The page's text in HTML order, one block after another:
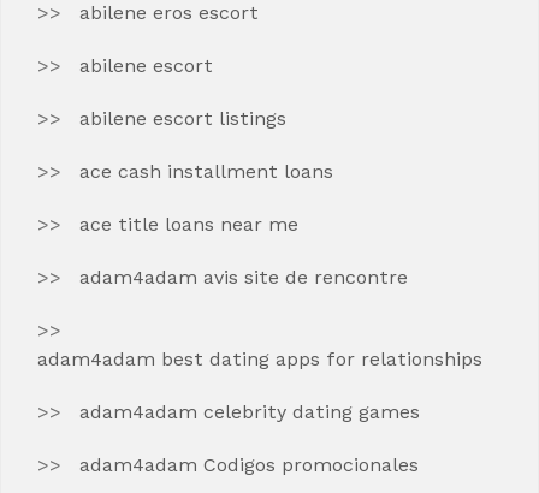
abilene eros escort
abilene escort
abilene escort listings
ace cash installment loans
ace title loans near me
adam4adam avis site de rencontre
adam4adam best dating apps for relationships
adam4adam celebrity dating games
adam4adam Codigos promocionales